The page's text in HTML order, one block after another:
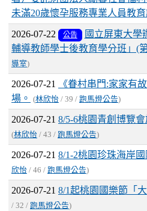
未滿20歲懷孕服務專業人員教育
2026-07-22 公告
國立屏東大學
輔導教師學士後教育學分班」(
導室)
2026-07-21
《眷村串門:家家有
場。
(林欣怡 / 39 / 跑馬燈公告)
2026-07-21 8/5-6桃園青創博覽
(林欣怡 / 43 / 跑馬燈公告)
2026-07-21 8/1-2桃園珍珠海岸
欣怡 / 46 / 跑馬燈公告)
2026-07-21 8/1起桃園國樂節「
/ 32 / 跑馬燈公告)